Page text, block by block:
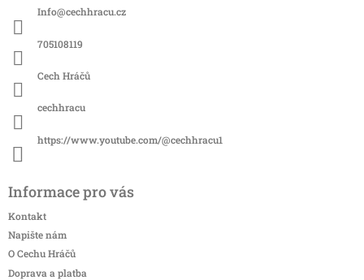
Info@cechhracu.cz
705108119
Cech Hráčů
cechhracu
https://www.youtube.com/@cechhracu1
Informace pro vás
Kontakt
Napište nám
O Cechu Hráčů
Doprava a platba